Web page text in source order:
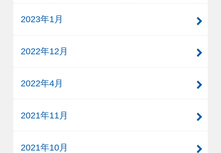
2023年1月
2022年12月
2022年4月
2021年11月
2021年10月